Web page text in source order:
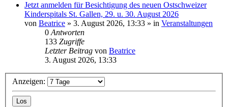
Jetzt anmelden für Besichtigung des neuen Ostschweizer
Kinderspitals St. Gallen, 29. u. 30. August 2026
von Beatrice » 3. August 2026, 13:33 » in Veranstaltungen
0 Antworten
133 Zugriffe
Letzter Beitrag von Beatrice
3. August 2026, 13:33
Anzeigen: